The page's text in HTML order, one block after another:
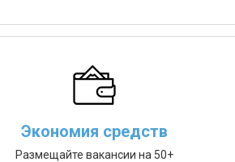
Экономия средств
Размещайте вакансии на 50+